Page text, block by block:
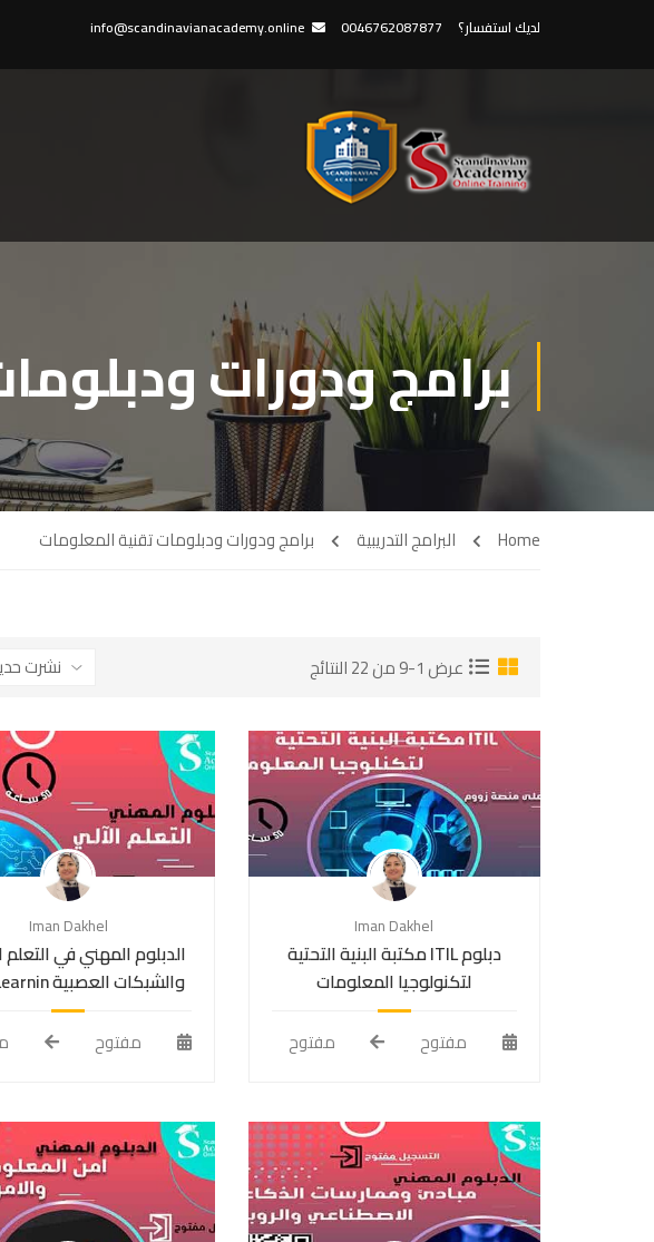
لديك استفسار؟ 0046762087877
info@scandinavianacademy.online
برامج ودورات
Home البرامج التدريبية برامج ودورات ودبلومات تقنية المعلومات
عرض 1-9 من 22 النتائج
Iman Dakhel
دبلوم ITIL مكتبة البنية التحتية
لتكنولوجيا المعلومات
مفتوح مفتوح
Iman Dakhel
الدبلوم المهني في
والشبكات العصبية Deep Learnin
مفتوح